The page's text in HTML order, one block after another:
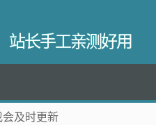
站长手工亲测好用
及时更新